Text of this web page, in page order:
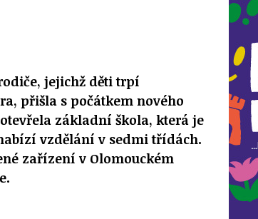
jejichž děti trpí
přišla s počátkem nového
základní škola, která je
vzdělání v sedmi třídách.
zařízení v Olomouckém